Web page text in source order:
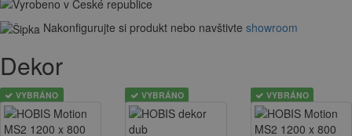
Nakonfigurujte si produkt nebo navštivte showroom
Dekor
VYBRÁNO VYBRÁNO VYBRÁNO